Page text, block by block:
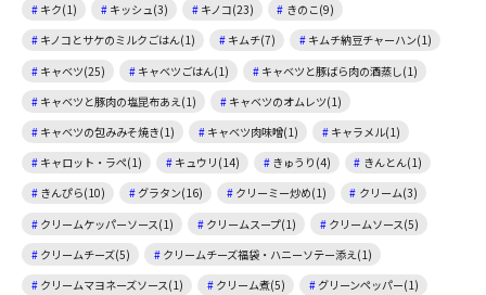
キク(1)
キッシュ(3) キノコ(23)
きのこ(9)
キノコとサケのミルクごはん(1)
キムチ(7)
キムチ納豆チャーハン(1)
キャベツ(25)
キャベツごはん(1)
キャベツと豚ばら肉の酒蒸し(1)
キャベツと豚肉の塩昆布あえ(1)
キャベツのオムレツ(1)
キャベツの包みみそ焼き(1)
キャベツ肉味噌(1)
キャラメル(1)
キャロット・ラペ(1)
キュウリ(14) きゅうり(4)
きんとん(1)
きんぴら(10)
グラタン(16) クリーミー炒め(1)
クリーム(3)
クリームケッパーソース(1)
クリームスープ(1)
クリームソース(5)
クリームチーズ(5)
クリームチーズ福袋・ハニーソテー添え(1)
クリームマヨネーズソース(1)
クリーム煮(5)
グリーンペッパー(1)